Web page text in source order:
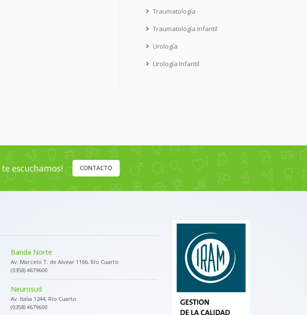
Traumatología
Traumatología Infantil
Urología
Urología Infantil
escuchamos! CONTACTO
Banda Norte
Av. Marcelo T. de Alvear 1166, Río Cuarto
(0358) 4679600
Neurosud
Av. Italia 1244, Río Cuarto
(0358) 4679600